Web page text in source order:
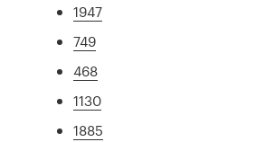
1947
749
468
1130
1885